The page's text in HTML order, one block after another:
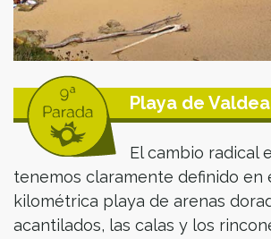
Playa de
El cambio radical
tenemos claramente definido en
kilométrica playa de arenas
acantilados, las calas y los